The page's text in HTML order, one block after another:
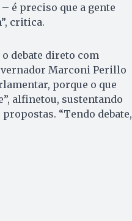
é preciso que a gente
critica.
debate direto com
Marconi Perillo
porque o que
alfinetou, sustentando
“Tendo debate,